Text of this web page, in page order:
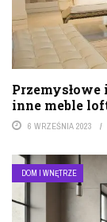
inne meble
6 WRZEŚNIA 2023
DOM I WNĘTRZE